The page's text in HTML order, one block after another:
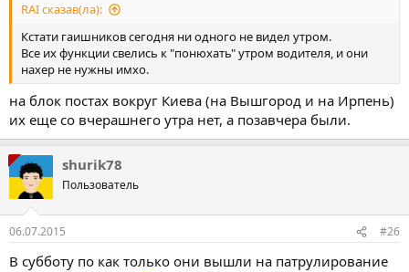
RAI сказав(ла):
Кстати гаишников сегодня ни одного не видел утром.
Все их функции свелись к "понюхать" утром водителя, и они
нахер не нужны имхо.
на блок постах вокруг Киева (на Вышгород и на Ирпень)
их еще со вчерашнего утра нет, а позавчера были.
shurik78
Пользователь
06.07.2015 #26
В субботу по как только они вышли на патрулирование